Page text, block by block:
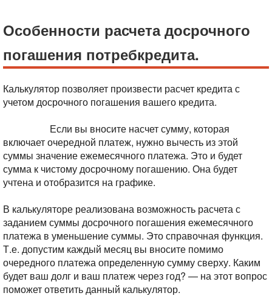
Особенности расчета досрочного
погашения потребкредита.
Калькулятор позволяет произвести расчет кредита с
учетом досрочного погашения вашего кредита.
Если вы вносите насчет сумму, которая
включает очередной платеж, нужно вычесть из этой
суммы значение ежемесячного платежа. Это и будет
сумма к чистому досрочному погашению. Она будет
учтена и отобразится на графике.
В калькуляторе реализована возможность расчета с
заданием суммы досрочного погашения ежемесячного
платежа в уменьшение суммы. Это справочная функция.
Т.е. допустим каждый месяц вы вносите помимо
очередного платежа определенную сумму сверху. Каким
будет ваш долг и ваш платеж через год? — на этот вопрос
поможет ответить данный калькулятор.